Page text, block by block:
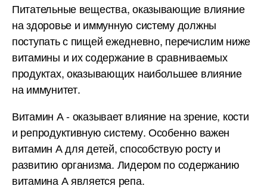
Питательные вещества, оказывающие влияние
на здоровье и иммунную систему должны
поступать с пищей ежедневно, перечислим ниже
витамины и их содержание в сравниваемых
продуктах, оказывающих наибольшее влияние
на иммунитет.
Витамин А - оказывает влияние на зрение, кости
и репродуктивную систему. Особенно важен
витамин А для детей, способствую росту и
развитию организма. Лидером по содержанию
витамина А является репа.